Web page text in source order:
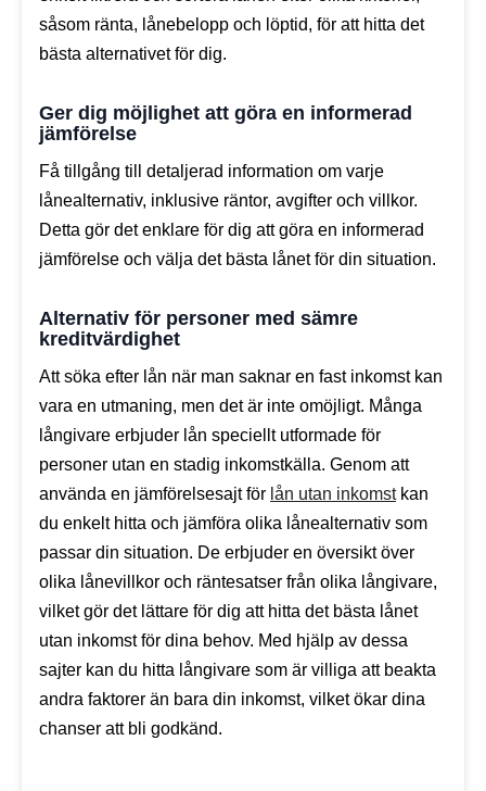
såsom ränta, lånebelopp och löptid, för att hitta det
bästa alternativet för dig.
Ger dig möjlighet att göra en informerad
jämförelse
Få tillgång till detaljerad information om varje
lånealternativ, inklusive räntor, avgifter och villkor.
Detta gör det enklare för dig att göra en informerad
jämförelse och välja det bästa lånet för din situation.
Alternativ för personer med sämre
kreditvärdighet
Att söka efter lån när man saknar en fast inkomst kan
vara en utmaning, men det är inte omöjligt. Många
långivare erbjuder lån speciellt utformade för
personer utan en stadig inkomstkälla. Genom att
använda en jämförelsesajt för lån utan inkomstkan
du enkelt hitta och jämföra olika lånealternativ som
passar din situation. De erbjuder en översikt över
olika lånevillkor och räntesatser från olika långivare,
vilket gör det lättare för dig att hitta det bästa lånet
utan inkomst för dina behov. Med hjälp av dessa
sajter kan du hitta långivare som är villiga att beakta
andra faktorer än bara din inkomst, vilket ökar dina
chanser att bli godkänd.